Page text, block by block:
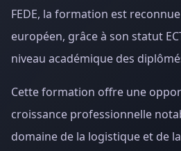
FEDE, la formation est
européen, grâce à son statut
niveau académique des
Cette formation offre une
croissance professionnelle
domaine de la logistique et de